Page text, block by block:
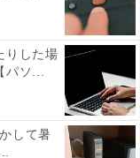
市場が急拡大す
クトSUVとして
ボガソリンエン
りした場
ソ...
して暑